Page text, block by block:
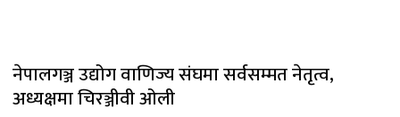
नेपालगञ्ज उद्योग वाणिज्य संघमा सर्वसम्मत नेतृत्व,
अध्यक्षमा चिरञ्जीवी ओली